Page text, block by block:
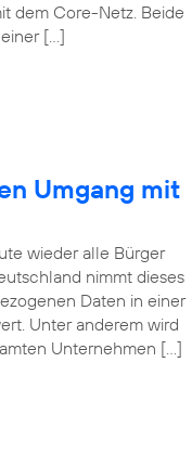
dem Core-Netz. Beide
[…]
Umgang mit
wieder alle Bürger
nimmt dieses
Daten in einer
Unter anderem wird
Unternehmen […]